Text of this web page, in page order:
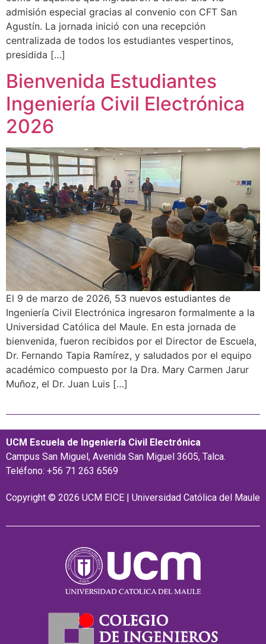
admisión especial gracias al convenio con CFT San
Agustín. La jornada inició con una recepción
centralizada de todos los estudiantes vespertinos,
presidida […]
Bienvenida Estudiantes
Ingeniería Civil Electrónica
2026
El 9 de marzo de 2026, 53 nuevos estudiantes de
Ingeniería Civil Electrónica ingresaron formalmente a la
Universidad Católica del Maule. En esta jornada de
bienvenida, fueron recibidos por el Director de Escuela,
Dr. Fernando Tapia Ramírez, y saludados por el equipo
académico compuesto por la Dra. Mary Carmen Jarur
Muñoz, el Dr. Juan Luis […]
UCM Escuela de Ingeniería Civil Electrónica
Campus San Miguel, Avenida San Miguel 3605, Talca.
Teléfono: +56 71 263 6569
Copyright © 2026 UCM EICE | Universidad Católica del Maule